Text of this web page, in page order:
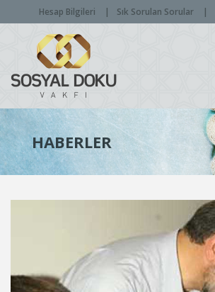
Hesap Bilgileri Sık Sorulan Sorular
HABERLER